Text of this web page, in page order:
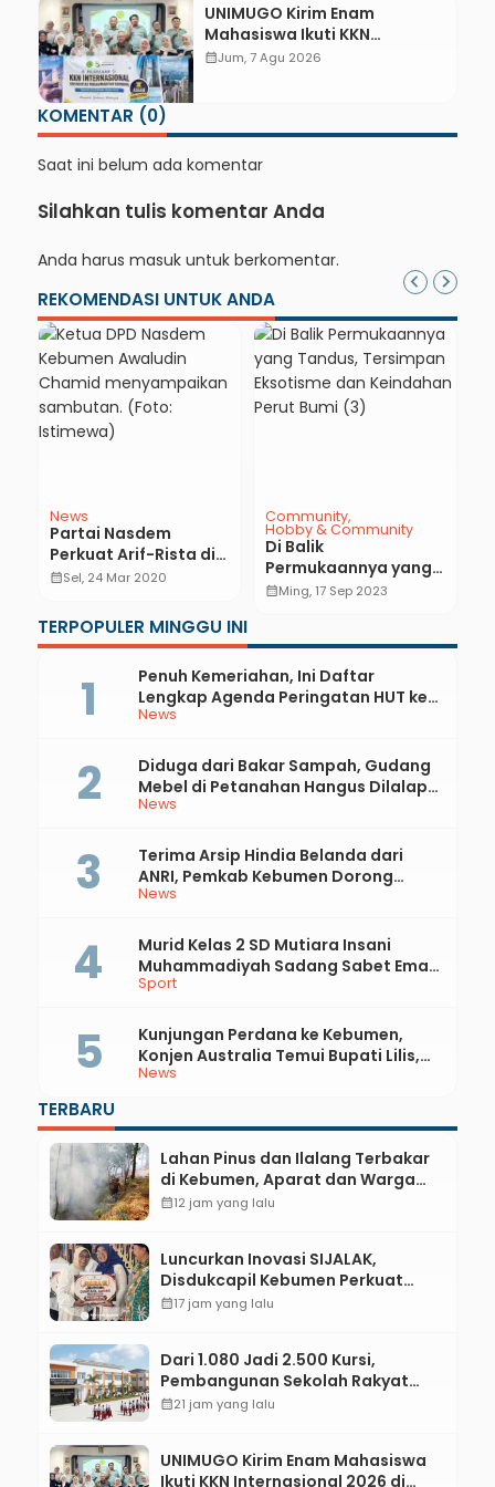
UNIMUGO Kirim Enam
Mahasiswa Ikuti KKN
Internasional 2026 di ASEAN
calendar_monthJum, 7 Agu 2026
KOMENTAR (0)
Saat ini belum ada komentar
Silahkan tulis komentar Anda
Anda harus masuk untuk berkomentar.
REKOMENDASI UNTUK ANDA
News
Partai Nasdem
Perkuat Arif-Rista di
Pilbup Kebumen 2020
calendar_monthSel, 24 Mar 2020
Community
Hobby & Community
Di Balik
Permukaannya yang
Tandus, Tersimpan
(3)
calendar_monthMing, 17 Sep 2023
TERPOPULER MINGGU INI
News
Penuh Kemeriahan, Ini Daftar
Lengkap Agenda Peringatan HUT ke-
81 RI dan Hari Jadi ke-397 Kabupaten
News
Diduga dari Bakar Sampah, Gudang
Mebel di Petanahan Hangus Dilalap
Api
News
Terima Arsip Hindia Belanda dari
ANRI, Pemkab Kebumen Dorong
Integrasi Sejarah, Geopark, dan
Sport
Murid Kelas 2 SD Mutiara Insani
Muhammadiyah Sadang Sabet Emas
dan Perak di Kejurda Tapak Suci
News
Kunjungan Perdana ke Kebumen,
Konjen Australia Temui Bupati Lilis,
Ini yang Dibahas
TERBARU
Lahan Pinus dan Ilalang Terbakar
di Kebumen, Aparat dan Warga
Padamkan Api Secara Manual
calendar_month12 jam yang lalu
Luncurkan Inovasi SIJALAK,
Disdukcapil Kebumen Perkuat
Jejaring Literasi Adminduk hingga
calendar_month17 jam yang lalu
Dari 1.080 Jadi 2.500 Kursi,
Pembangunan Sekolah Rakyat
Kebumen Ditargetkan Mulai
calendar_month21 jam yang lalu
UNIMUGO Kirim Enam Mahasiswa
Ikuti KKN Internasional 2026 di